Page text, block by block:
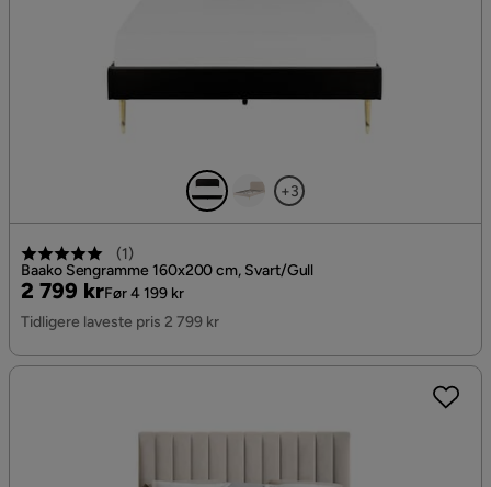
+3
(1)
Baako Sengramme 160x200 cm, Svart/Gull
Pris
2 799 kr
Original
Pris
Før 4 199 kr
Tidligere laveste pris 2 799 kr